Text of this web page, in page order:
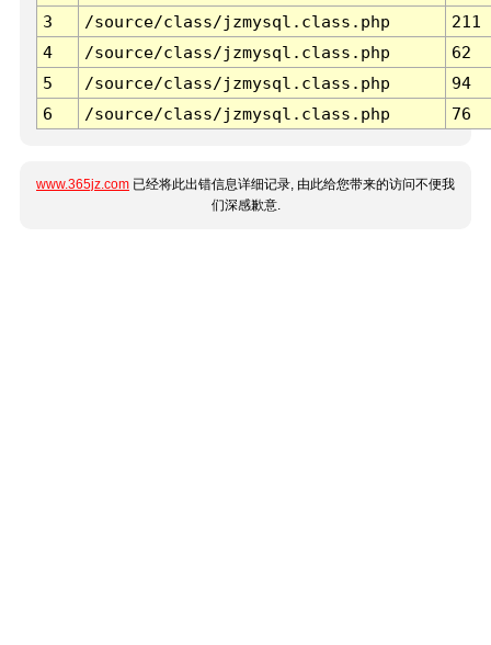
3 /source/class/jzmysql.class.php
211
4
/source/class/jzmysql.class.php
62
5
/source/class/jzmysql.class.php
94
6
/source/class/jzmysql.class.php 76
www.365jz.com 已经将此出错信息详细记录, 由此给您带来的访问不便我
们深感歉意.